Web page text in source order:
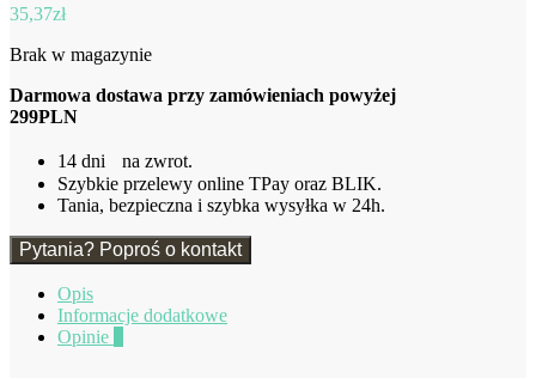
35,37zł
Brak w magazynie
Darmowa dostawa przy zamówieniach powyżej
299PLN
14 dni na zwrot.
Szybkie przelewy online TPay oraz BLIK.
Tania, bezpieczna i szybka wysyłka w 24h.
Pytania? Poproś o kontakt
Opis
Informacje dodatkowe
Opinie